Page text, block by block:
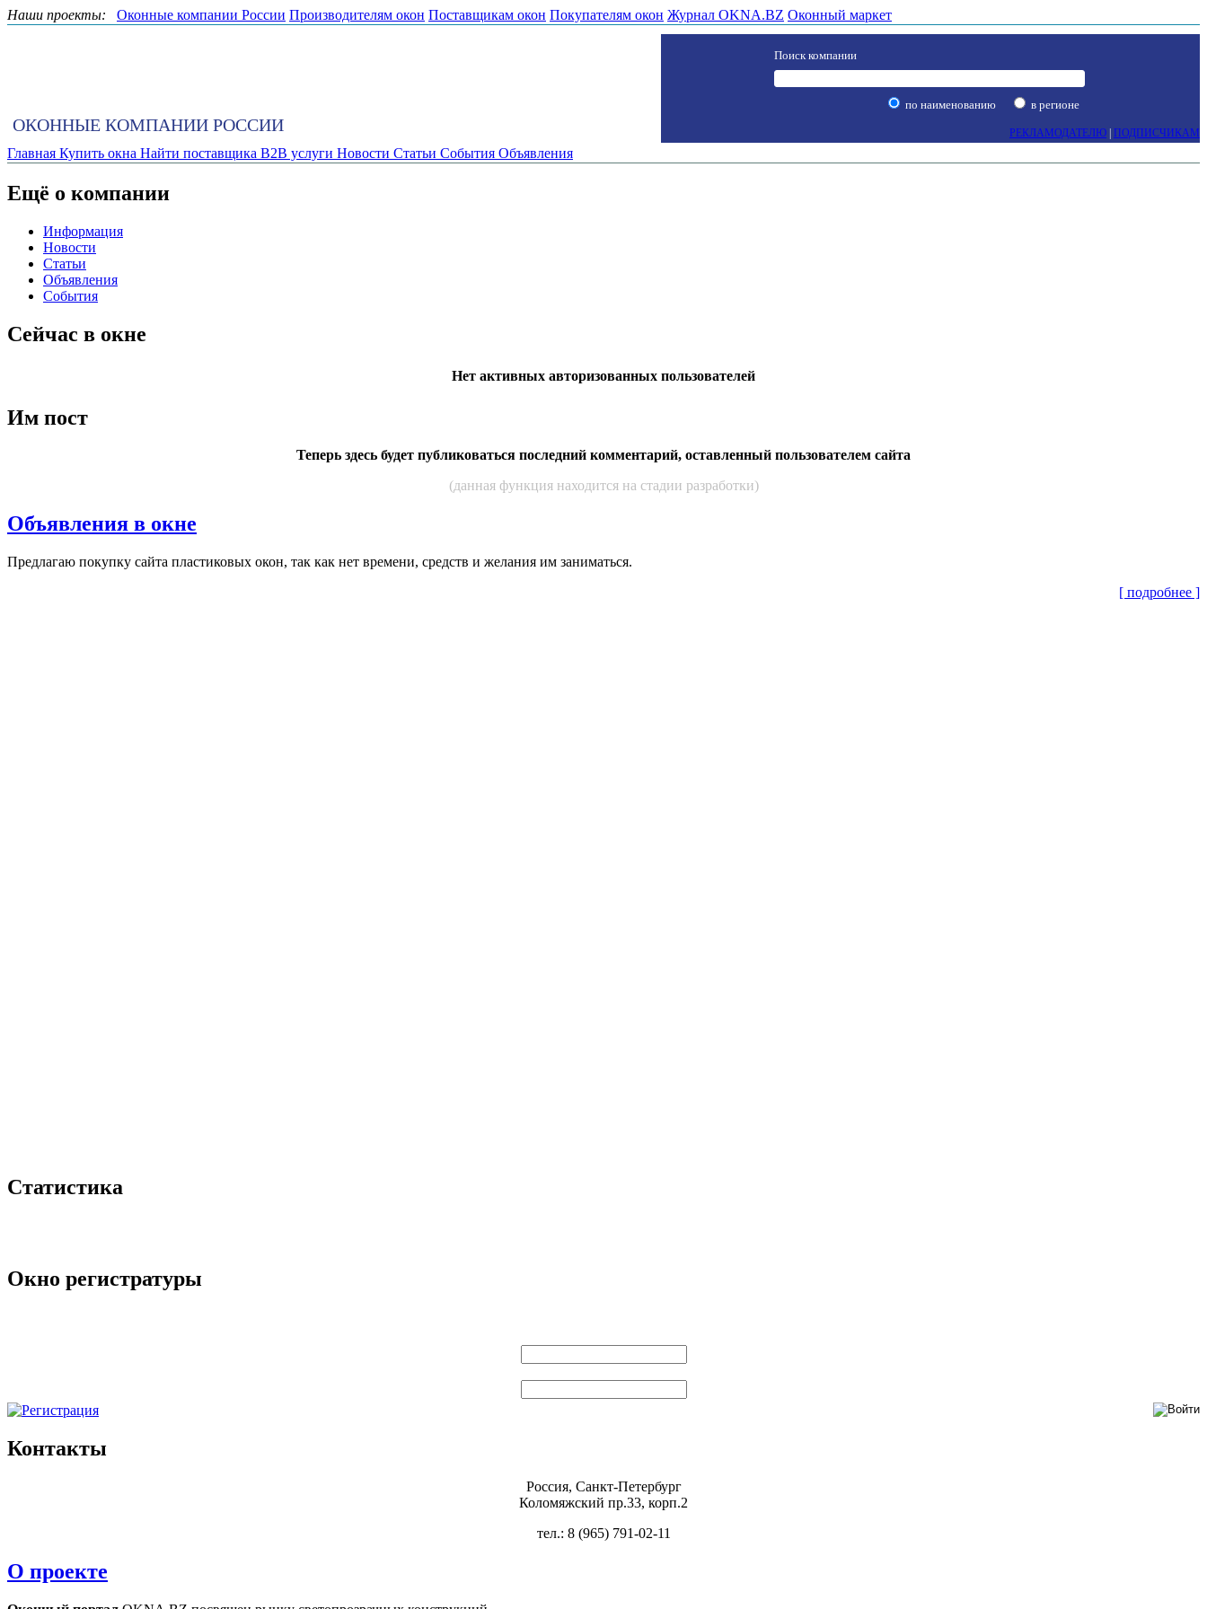
Наши проекты: Оконные компании России Производителям окон Поставщикам окон Покупателям окон Журнал OKNA.BZ Оконный маркет
ОКОННЫЕ КОМПАНИИ РОССИИ
Поиск компании
по наименованию в регионе
РЕКЛАМОДАТЕЛЮ ПОДПИСЧИКАМ
Главная Купить окна Найти поставщика B2B услуги Новости Статьи События Объявления
Ещё о компании
Информация
Новости
Статьи
Объявления
События
Сейчас в окне
Нет активных авторизованных пользователей
Им пост
Теперь здесь будет публиковаться последний комментарий, оставленный пользователем сайта
(данная функция находится на стадии разработки)
Объявления в окне
Пред­ла­гаю по­куп­ку сай­та плас­ти­ковых окон, так как нет вре­мени, средств и же­лания им за­нимать­ся.
[ подробнее ]
Статистика
Окно регистратуры
Контакты
Россия, Санкт-Петербург
Коломяжский пр.33, корп.2
тел.: 8 (965) 791-02-11
О проекте